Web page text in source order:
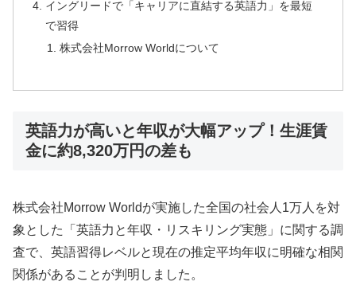
イングリードで「キャリアに直結する英語力」を最短
で習得
株式会社Morrow Worldについて
英語力が高いと年収が大幅アップ！生涯賃
金に約8,320万円の差も
株式会社Morrow Worldが実施した全国の社会人1万人を対
象とした「英語力と年収・リスキリング実態」に関する調
査で、英語習得レベルと現在の推定平均年収に明確な相関
関係があることが判明しました。